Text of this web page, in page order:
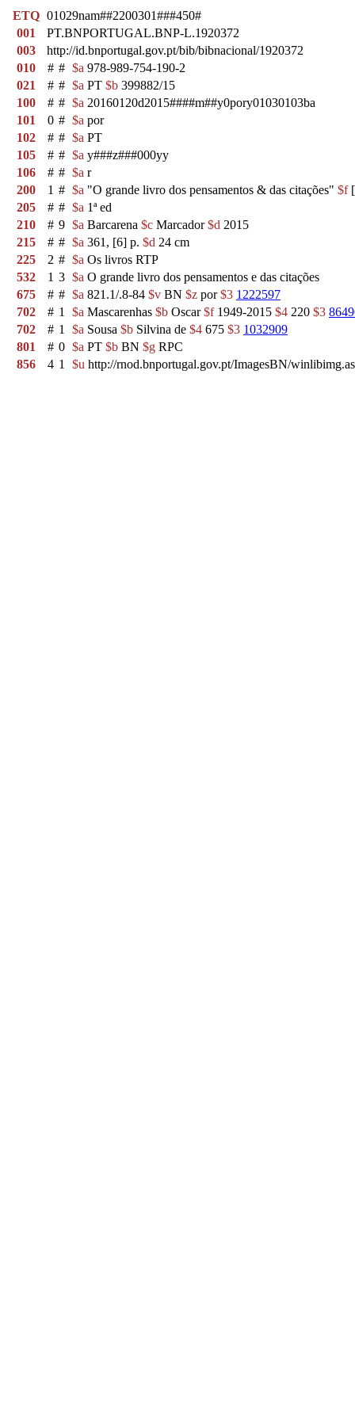
ETQ 01029nam##2200301###450#
001
PT.BNPORTUGAL.BNP-L.1920372
003
http://id.bnportugal.gov.pt/bib/bibnacional/1920372
010
# # $a 978-989-754-190-2
021
# # $a PT $b 399882/15
100
# # $a 20160120d2015####m##y0pory01030103ba
101
0 # $a por
102
# # $a PT
105
# # $a y###z###000yy
106
# # $a r
200
1 # $a "O grande livro dos pensamentos & das citações" $f
205
# # $a 1ª ed
210
# 9 $a Barcarena $c Marcador$d 2015
215
# # $a 361, [6] p. $d 24 cm
225
2 # $a Os livros RTP
532
1 3 $a O grande livro dos pensamentos e das citações
675
# # $a 821.1/.8-84 $v BN $z por$3 1222597
702
# 1 $a Mascarenhas $b Oscar$f1949-2015 $4 220 $3
702
# 1 $a Sousa $b Silvina de $4 675 $3 1032909
801
# 0 $a PT $b BN $g RPC
856
4 1 $u http://rnod.bnportugal.gov.pt/ImagesBN/